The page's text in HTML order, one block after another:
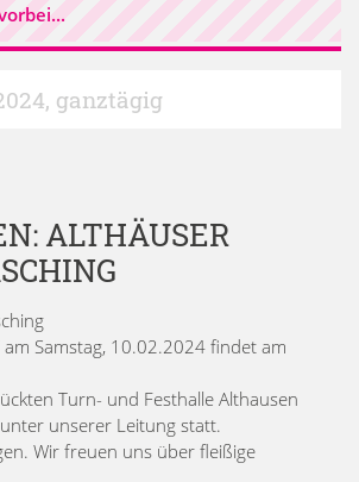
, ganztägig
ALTHÄUSER
am Samstag, 10.02.2024 findet am
Turn- und Festhalle Althausen
unserer Leitung statt.
Wir freuen uns über fleißige